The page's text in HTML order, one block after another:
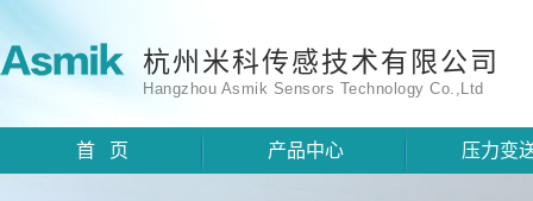
杭州米科传感技术有限公司
Hangzhou Asmik Sensors Technology Co.,Ltd
首 页 产品中心 压力变